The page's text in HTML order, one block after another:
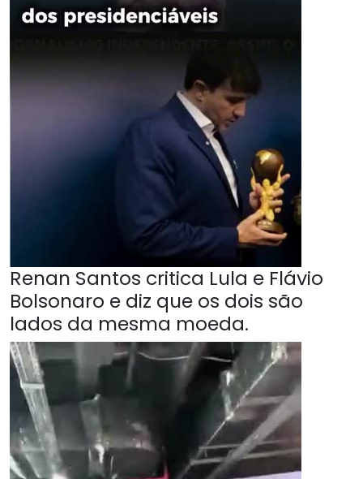
Renan Santos critica Lula e Flávio
Bolsonaro e diz que os dois são
lados da mesma moeda.